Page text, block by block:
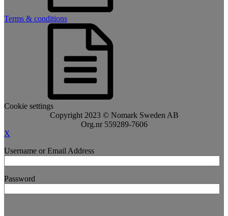
Terms & conditions
Cookie settings
Copyright 2023 © Nomark Sweden AB
Org.nr 559289-7606
X
Username or Email Address
Password